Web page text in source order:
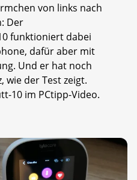
von links nach
Der
funktioniert dabei
dafür aber mit
Und er hat noch
wie der Test zeigt.
10 im PCtipp-Video.